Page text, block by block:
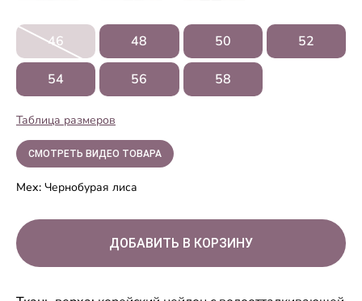
46 48 50 52
54 56 58
Таблица размеров
СМОТРЕТЬ ВИДЕО ТОВАРА
Мех: Чернобурая лиса